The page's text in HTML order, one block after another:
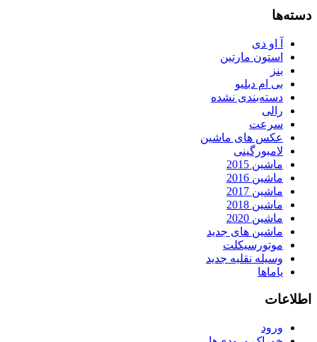
دسته‌ها
آ او دی
استون مارتین
بنز
بی ام دبلیو
دسته‌بندی نشده
رالی
سرعت
عکس های ماشین
لامبورگینی
ماشین 2015
ماشین 2016
ماشین 2017
ماشین 2018
ماشین 2020
ماشین های جدید
موتورسیکلت
وسیله نقلیه جدید
یاماها
اطلاعات
ورود